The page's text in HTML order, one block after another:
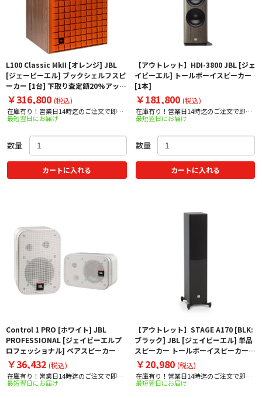
L100 Classic MkII [オレンジ] JBL
[ジェービーエル] ブックシェルフスピ
ーカー [1台] 下取り査定額20%アップ
実施中！
￥316,800 (税込)
在庫有り！営業日14時迄のご注文で即日
出荷！
最短翌日にお届け
数量
カートに入れる
【アウトレット】HDI-3800 JBL [ジェ
イビーエル] トールボーイスピーカー
[1本]
￥181,800 (税込)
在庫有り！営業日14時迄のご注文で即日
出荷！
最短翌日にお届け
数量
カートに入れる
Control 1 PRO [ホワイト] JBL
PROFESSIONAL [ジェイビーエルプ
ロフェッショナル] ペアスピーカー
￥36,432 (税込)
在庫有り！営業日14時迄のご注文で即日
出荷！
最短翌日にお届け
【アウトレット】STAGE A170 [BLK:
ブラック] JBL [ジェイビーエル] 単品
スピーカー トールボーイスピーカー
※外箱に若干の汚れ
￥20,980 (税込)
在庫有り！営業日14時迄のご注文で即日
出荷！
最短翌日にお届け